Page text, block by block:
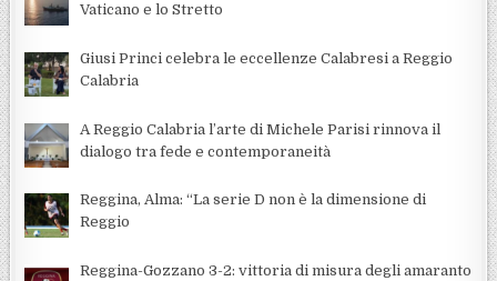
Vaticano e lo Stretto
Giusi Princi celebra le eccellenze Calabresi a Reggio
Calabria
A Reggio Calabria l’arte di Michele Parisi rinnova il
dialogo tra fede e contemporaneità
Reggina, Alma: “La serie D non è la dimensione di
Reggio
Reggina-Gozzano 3-2: vittoria di misura degli amaranto